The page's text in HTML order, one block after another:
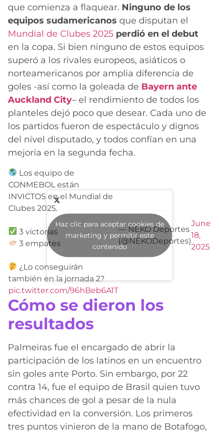
que comienza a flaquear. Ninguno de los
equipos sudamericanos que disputan el
Mundial de Clubes 2025 perdió en el debut
en la copa. Si bien ninguno de estos equipos
superó a los rivales europeos, asiáticos o
norteamericanos por amplia diferencia de
goles -así como la goleada de Bayern ante
Auckland City– el rendimiento de todos los
planteles dejó poco que desear. Cada uno de
los partidos fueron de espectáculo y dignos
del nivel disputado, y todos confían en una
mejoría en la segunda fecha.
Los equipo de
CONMEBOL están
INVICTOS en el Mundial de
Clubes 2025.
3 victorias
3 empates
¿Lo conseguirán
también en la jornada 2?
pic.twitter.com/96hBeb6A1T
— NEKO Deportes
(@NEKODeportes)
June
18,
2025
Haz clic para aceptar cookies de
marketing y permitir este
contenido
Cómo se dieron los
resultados
Palmeiras fue el encargado de abrir la
participación de los latinos en un encuentro
sin goles ante Porto. Sin embargo, por 22
contra 14, fue el equipo de Brasil quien tuvo
más chances de gol a pesar de la nula
efectividad en la conversión. Los primeros
tres puntos vinieron de la mano de Botafogo,